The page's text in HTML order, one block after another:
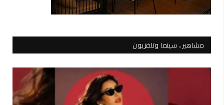
مشاهير.. سينما وتلفزيون